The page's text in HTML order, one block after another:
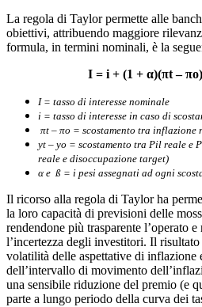
La regola di Taylor permette alle
obiettivi, attribuendo maggiore
formula, in termini nominali, è la
I = i + (1 + α)(πt –
I = tasso di interesse nominale
i = tasso di interesse in caso di
πt – πo = scostamento tra inflazione
yt – yo = scostamento tra Pil reale e
reale e disoccupazione target)
α e ß = i pesi assegnati ad ogni
Il ricorso alla regola di Taylor ha
la loro capacità di previsioni delle
rendendone più trasparente l’operato
l’incertezza degli investitori. Il
volatilità delle aspettative di inflazione
dell’intervallo di movimento
una sensibile riduzione del premio (e
parte a lungo periodo della curva dei